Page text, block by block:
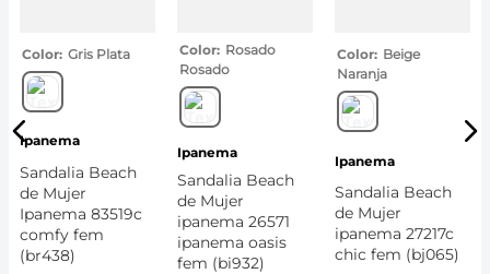
Color Gris Plata
Ipanema
Sandalia Beach
de Mujer
Ipanema 83519c
comfy fem
(br438)
Color Rosado
Rosado
Ipanema
Sandalia Beach
de Mujer
ipanema 26571
ipanema oasis
fem (bi932)
Color Beige
Naranja
Ipanema
Sandalia Beach
de Mujer
ipanema 27217c
chic fem (bj065)